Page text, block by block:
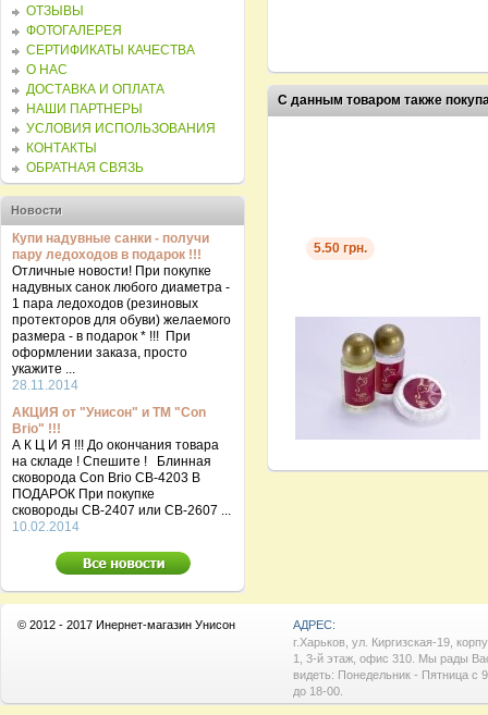
С данным товаром также
5.50 грн.
ОТЗЫВЫ
ФОТОГАЛЕРЕЯ
СЕРТИФИКАТЫ КАЧЕСТВА
О НАС
ДОСТАВКА И ОПЛАТА
НАШИ ПАРТНЕРЫ
УСЛОВИЯ ИСПОЛЬЗОВАНИЯ
КОНТАКТЫ
ОБРАТНАЯ СВЯЗЬ
Новости
Купи надувные санки - получи
пару ледоходов в подарок !!!
Отличные новости! При покупке
надувных санок любого диаметра -
1 пара ледоходов (резиновых
протекторов для обуви) желаемого
размера - в подарок * !!! При
оформлении заказа, просто
укажите ...
28.11.2014
АКЦИЯ от "Унисон" и ТМ "Con
Brio" !!!
А К Ц И Я !!! До окончания товара
на складе ! Спешите ! Блинная
сковорода Con Brio CB-4203 В
ПОДАРОК При покупке
сковороды СВ-2407 или СВ-2607 ...
10.02.2014
© 2012 - 2017 Инернет-магазин Унисон
АДРЕС:
г.Харьков, ул. Киргизская-19,
1, 3-й этаж, офис 310. Мы рады
видеть: Понедельник - Пятница с
до 18-00.